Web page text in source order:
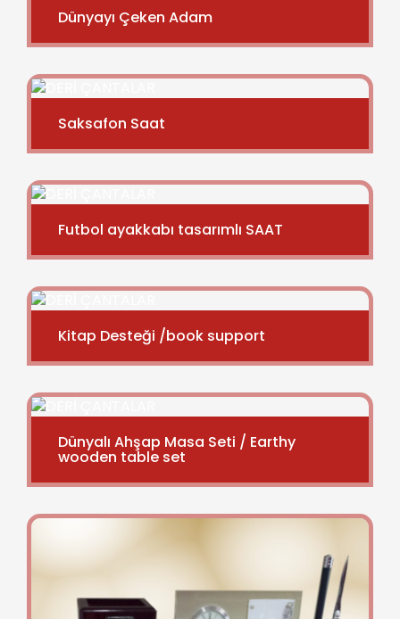
Dünyayı Çeken Adam
Saksafon Saat
Futbol ayakkabı tasarımlı SAAT
Kitap Desteği /book support
Dünyalı Ahşap Masa Seti / Earthy
wooden table set